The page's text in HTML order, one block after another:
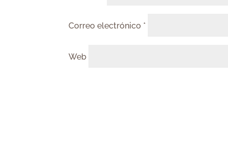
Correo electrónico *
Web